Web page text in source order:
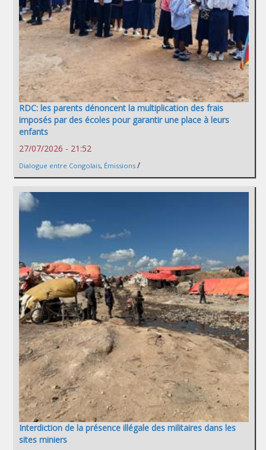
RDC: les parents dénoncent la multiplication des frais
imposés par des écoles pour garantir une place à leurs
enfants
27/07/2026 - 21:52
Dialogue entre Congolais, Émissions /
Interdiction de la présence illégale des militaires dans les
sites miniers